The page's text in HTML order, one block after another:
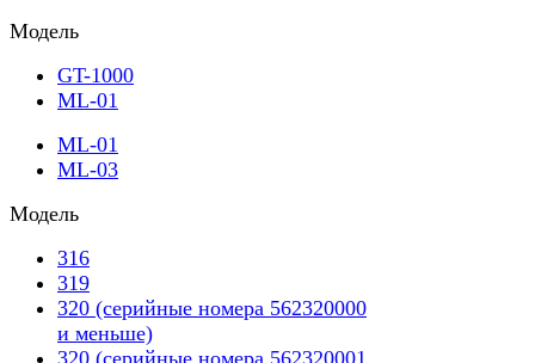
Модель
GT-1000
ML-01
ML-01
ML-03
Модель
316
319
320 (серийные номера 562320000
и меньше)
320 (серийные номера 562320001